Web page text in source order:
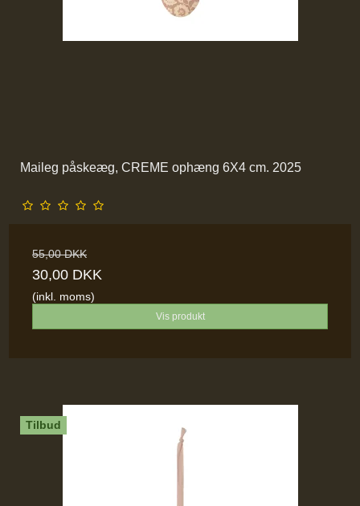
Maileg påskeæg, CREME ophæng 6X4 cm. 2025
55,00 DKK
30,00 DKK
(inkl. moms)
Vis produkt
Tilbud